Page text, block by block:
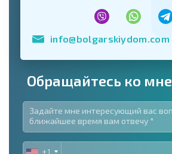
info@bolgarskiydom.com
Обращайтесь ко мне
+1